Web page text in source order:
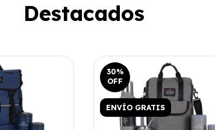
Destacados
30%
OFF
ENVÍO GRATIS